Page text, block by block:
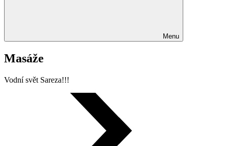
Menu
Masáže
Vodní svět Sareza!!!